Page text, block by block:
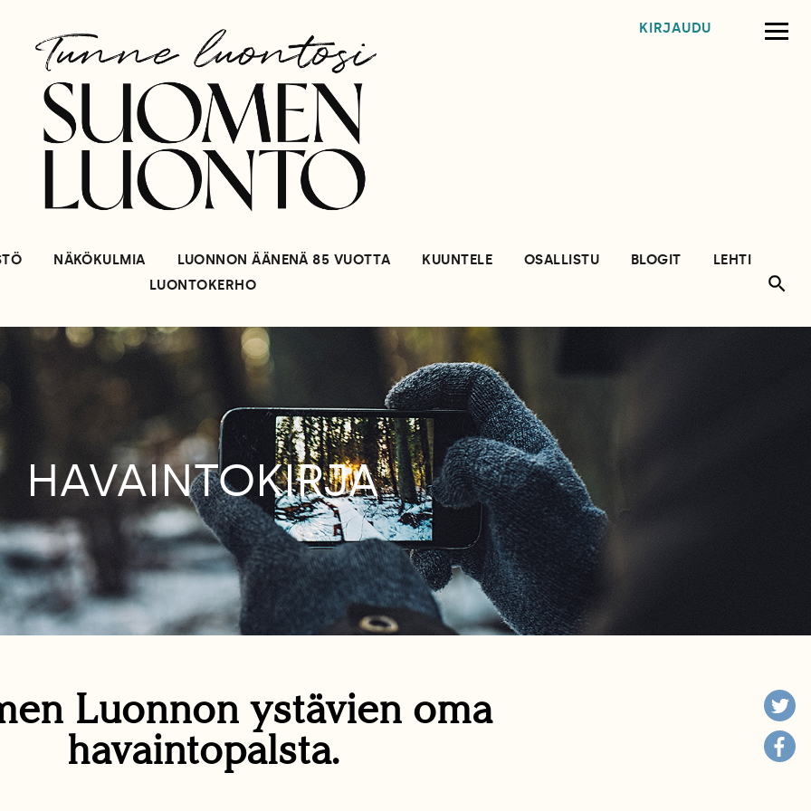
KIRJAUDU
NÄKÖKULMIA LUONNON ÄÄNENÄ 85 VUOTTA KUUNTELE OSALLISTU BLOGIT
LEHTI
LUONTOKERHO
HAVAINTOKIRJA
Luonnon ystävien oma
havaintopalsta.